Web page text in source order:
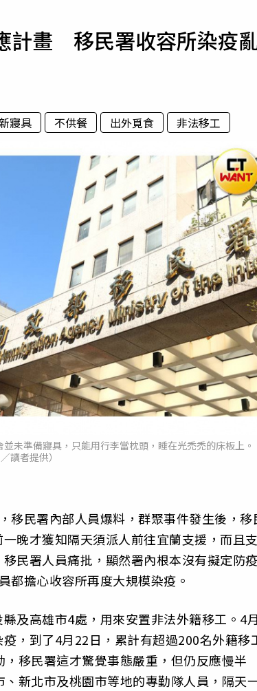
運勢
計畫 移民署收容所染疫
寢具 不供餐 出外覓食 非法移工
未準備寢具，只能用行李當枕頭，睡在光禿禿的床板上。
讀者提供）
移民署內部人員爆料，群聚事件發生後，移
晚才獲知隔天須派人前往宜蘭支援，而且
民署人員痛批，顯然署內根本沒有擬定防
都擔心收容所再度大規模染疫。
及高雄市4處，用來安置非法外籍移工。4
，到了4月22日，累計有超過200名外籍移
移民署這才驚覺事態嚴重，但仍反應慢半
新北市及桃園市等地的專勤隊人員，隔天